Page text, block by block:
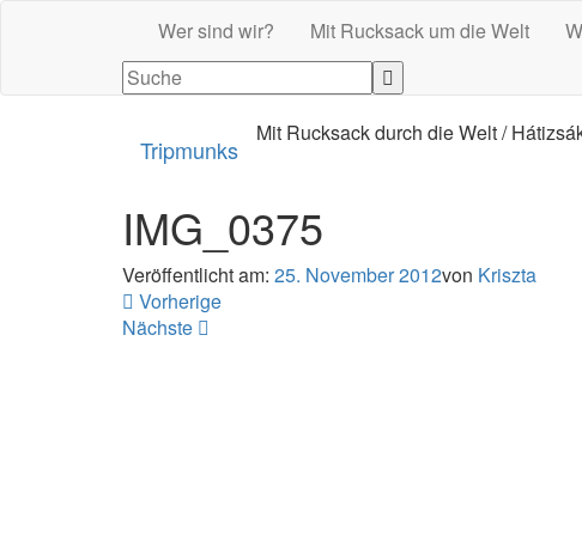
Wer sind wir? Mit Rucksack um die Welt
Tripmunks
Mit Rucksack durch die Welt /
IMG_0375
Veröffentlicht am: 25. November 2012von Kriszta
Vorherige
Nächste